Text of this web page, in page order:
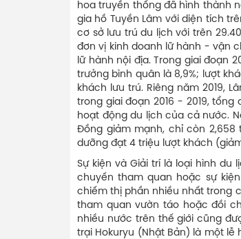
hoa truyền thống đã hình thành
gia hồ Tuyền Lâm với diện tích
cơ sở lưu trú du lịch với trên
đơn vị kinh doanh lữ hành - vận
lữ hành nội địa. Trong giai đoạn
trưởng bình quân là 8,9%; lượt
khách lưu trú. Riêng năm 2019,
trong giai đoạn 2016 - 2019,
hoạt động du lịch của cả nước.
Đồng giảm mạnh, chỉ còn 2,658
dưỡng đạt 4 triệu lượt khách
Sự kiện và Giải trí là loại hình
chuyến tham quan hoặc sự
chiếm thị phần nhiều nhất trong
tham quan vườn táo hoặc đồi
nhiều nước trên thế giới cũng
trại Hokuryu (Nhật Bản) là một